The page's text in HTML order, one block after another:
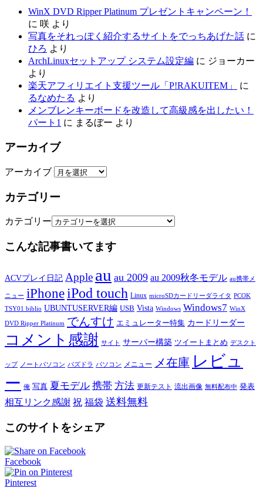
WinX DVD Ripper Platinum プレゼントキャンペーン！
に 咲 より
写真をそれっぽく紹介するサイトをでっちあげた話 に
ひろ より
ArchLinuxセットアップ システム設定編 に ジョーカー
より
楽天アフィリエイト支援ツール「P!RAKUITEM」
に
るなめたる より
メンブレンキーボードを改造して高級感を出したい！
パート1 に まるぼー より
アーカイブ
アーカイブ
カテゴリー
カテゴリー
こんな記事書いてます
ACVプレイ日記 Apple au au 2009 au 2009秋冬モデル au携帯メ
ニュー iPhoneiPod touch Linux microSDカードリーダライタ PCOK
TSY01 biblio UBUNTUSERVER編 USB Vista Windows Windows7 WinX
DVD Ripper Platinum でんすけ エミュレーター特集 カードリーダー
コメント感謝 サイト サーバー構築 ツイートまとめ デスクト
ップ ノートパソコン パズドラ パソコン メニュー メ在庫 レビュ
ー 俺 写真 夏モデル 携帯 方法 更新テスト 流出画像 無料配布中 発表
相互リンク感謝 祝 福袋 送料無料
このサイトをシェア
Facebook
Pinterest